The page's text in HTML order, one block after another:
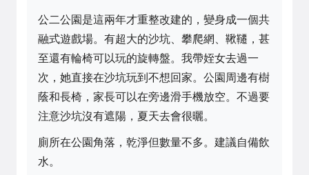
公二公園是這兩年才重整改建的，變身成一個共
融式遊戲場。有超大的沙坑、攀爬網、鞦韆，甚
至還有輪椅可以玩的旋轉盤。我帶姪女去過一
次，她直接在沙坑玩到不想回家。公園周邊有樹
蔭和長椅，家長可以在旁邊滑手機放空。不過要
注意沙坑沒有遮陽，夏天去會很曬。
廁所在公園角落，乾淨但數量不多。建議自備飲
水。